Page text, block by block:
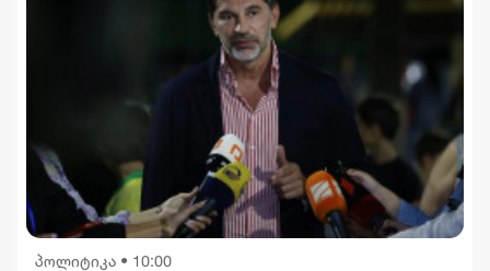
პოლიტიკა • 10:00